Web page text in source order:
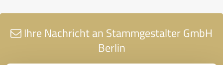
Ihre Nachricht an Stammgestalter GmbH
Berlin